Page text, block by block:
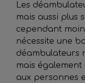
Les
mais aussi plus
cependant
nécessite une
déambulateurs
mais
aux personnes